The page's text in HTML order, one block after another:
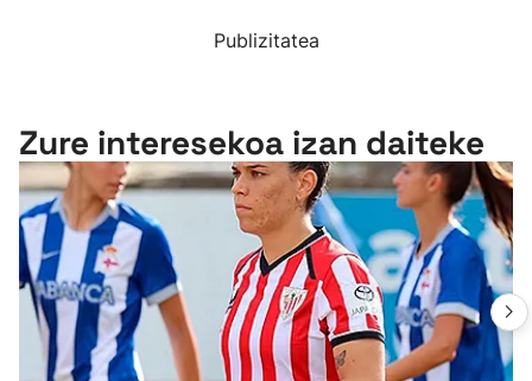
Publizitatea
Zure interesekoa izan daiteke